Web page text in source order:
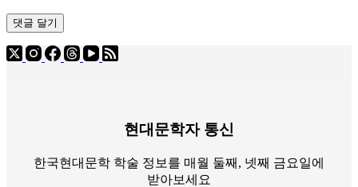
댓글 달기
현대문학자 통신
한국현대문학 학술 정보를 매월 둘째, 넷째 금요일에
받아보세요